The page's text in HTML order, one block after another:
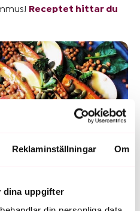
Reklaminställningar Om
dina uppgifter
Receptet hittar du